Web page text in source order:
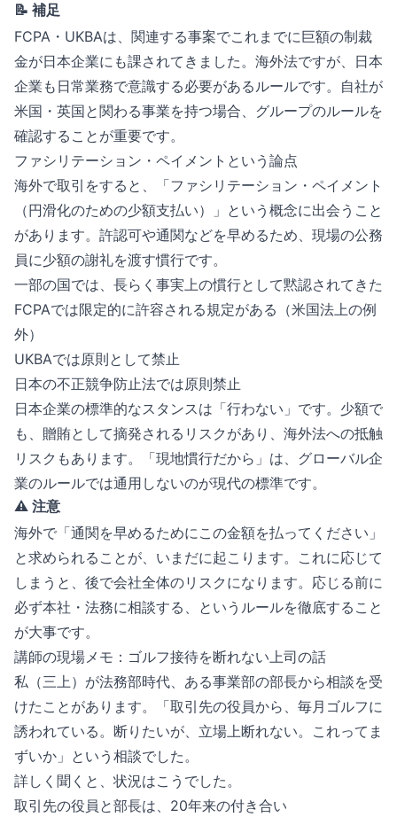
📝 補足
FCPA・UKBAは、関連する事案でこれまでに巨額の制裁
金が日本企業にも課されてきました。海外法ですが、日本
企業も日常業務で意識する必要があるルールです。自社が
米国・英国と関わる事業を持つ場合、グループのルールを
確認することが重要です。
ファシリテーション・ペイメントという論点
海外で取引をすると、「ファシリテーション・ペイメント
（円滑化のための少額支払い）」という概念に出会うこと
があります。許認可や通関などを早めるため、現場の公務
員に少額の謝礼を渡す慣行です。
一部の国では、長らく事実上の慣行として黙認されてきた
FCPAでは限定的に許容される規定がある（米国法上の例
外）
UKBAでは原則として禁止
日本の不正競争防止法では原則禁止
日本企業の標準的なスタンスは「行わない」です。少額で
も、贈賄として摘発されるリスクがあり、海外法への抵触
リスクもあります。「現地慣行だから」は、グローバル企
業のルールでは通用しないのが現代の標準です。
⚠️ 注意
海外で「通関を早めるためにこの金額を払ってください」
と求められることが、いまだに起こります。これに応じて
しまうと、後で会社全体のリスクになります。応じる前に
必ず本社・法務に相談する、というルールを徹底すること
が大事です。
講師の現場メモ：ゴルフ接待を断れない上司の話
私（三上）が法務部時代、ある事業部の部長から相談を受
けたことがあります。「取引先の役員から、毎月ゴルフに
誘われている。断りたいが、立場上断れない。これってま
ずいか」という相談でした。
詳しく聞くと、状況はこうでした。
取引先の役員と部長は、20年来の付き合い